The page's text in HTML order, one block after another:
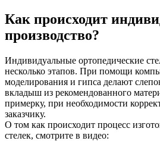
Как происходит
производство?
Индивидуальные ортопедические
несколько этапов. При помощи
моделирования и гипса делают
вкладыш из рекомендованного
примерку, при необходимости
заказчику.
О том как происходит процесс
стелек, смотрите в видео: